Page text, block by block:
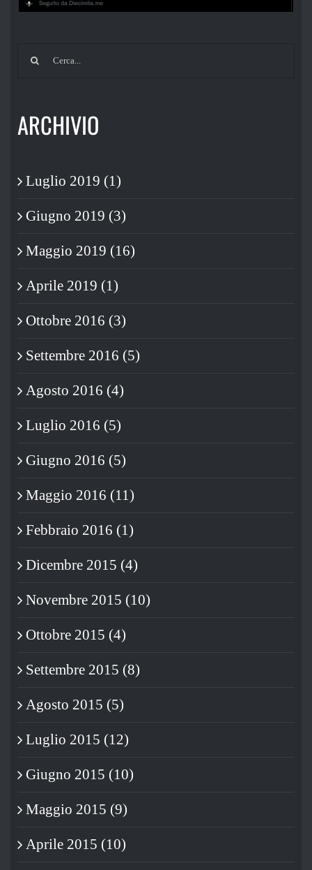
Cerca
ARCHIVIO
Luglio 2019 (1)
Giugno 2019 (3)
Maggio 2019 (16)
Aprile 2019 (1)
Ottobre 2016 (3)
Settembre 2016 (5)
Agosto 2016 (4)
Luglio 2016 (5)
Giugno 2016 (5)
Maggio 2016 (11)
Febbraio 2016 (1)
Dicembre 2015 (4)
Novembre 2015 (10)
Ottobre 2015 (4)
Settembre 2015 (8)
Agosto 2015 (5)
Luglio 2015 (12)
Giugno 2015 (10)
Maggio 2015 (9)
Aprile 2015 (10)